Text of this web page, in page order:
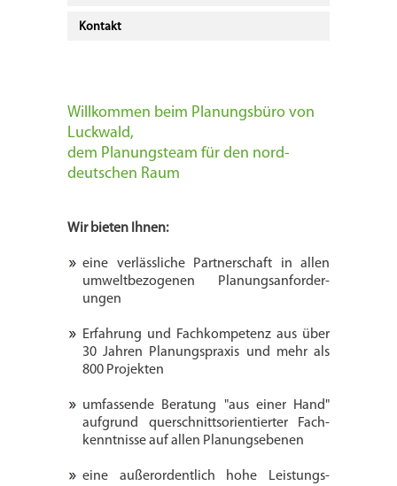
Kontakt
Willkommen beim Planungsbüro von
Luckwald,
dem Planungsteam für den nord­
deutschen Raum
Wir bieten Ihnen:
eine verlässliche Partnerschaft in allen
umweltbezogenen Planungs­anforder­
ungen
Erfahrung und Fachkompetenz aus über
30 Jahren Planungspraxis und mehr als
800 Projekten
umfassende Beratung "aus einer Hand"
auf­grund quer­schnitts­orien­tierter Fach­
kenntnisse auf allen Planungs­ebenen
eine außer­ordentlich hohe Leistungs­